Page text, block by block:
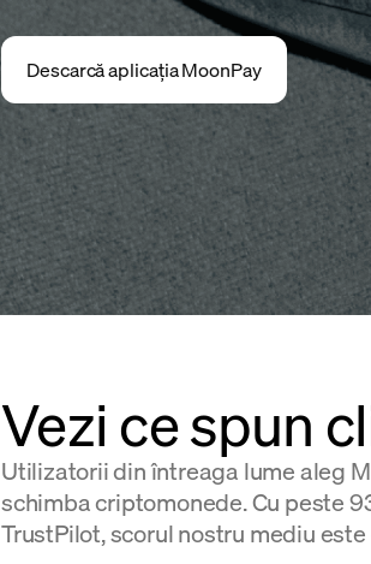
Descarcă aplicația MoonPay
Vezi ce spun
Utilizatorii din întreaga lume aleg
schimba criptomonede. Cu peste
TrustPilot, scorul nostru mediu este